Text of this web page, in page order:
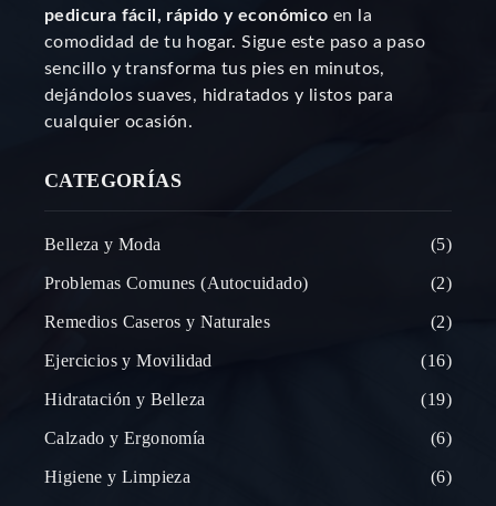
pedicura fácil, rápido y económico en la
comodidad de tu hogar. Sigue este paso a paso
sencillo y transforma tus pies en minutos,
dejándolos suaves, hidratados y listos para
cualquier ocasión.
CATEGORÍAS
Belleza y Moda 5
Problemas Comunes (Autocuidado) 2
Remedios Caseros y Naturales 2
Ejercicios y Movilidad 16
Hidratación y Belleza 19
Calzado y Ergonomía 6
Higiene y Limpieza 6